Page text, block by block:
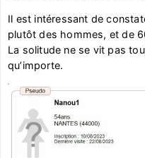
Il est intéressant de
plutôt des hommes, et de
La solitude ne se vit pas
qu’importe.